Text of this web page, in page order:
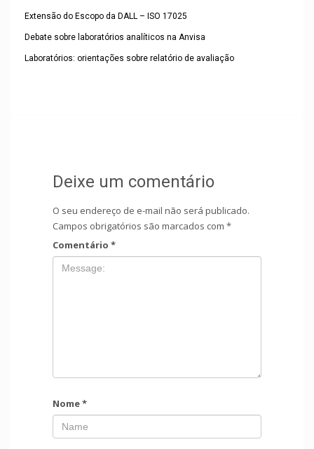
Extensão do Escopo da DALL – ISO 17025
Debate sobre laboratórios analíticos na Anvisa
Laboratórios: orientações sobre relatório de avaliação
Deixe um comentário
O seu endereço de e-mail não será publicado.
Campos obrigatórios são marcados com *
Comentário *
Nome*